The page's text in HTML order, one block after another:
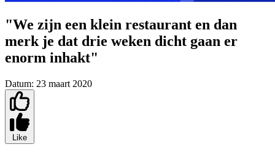
"We zijn een klein restaurant en dan
merk je dat drie weken dicht gaan er
enorm inhakt"
Datum: 23 maart 2020
Like